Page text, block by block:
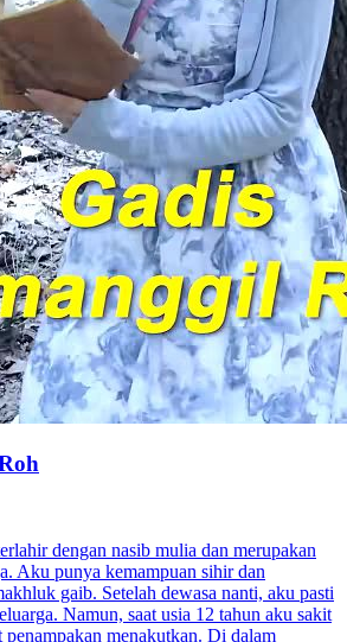
dengan nasib mulia dan merupakan
Aku punya kemampuan sihir dan
gaib. Setelah dewasa nanti, aku pasti
Namun, saat usia 12 tahun aku sakit
penampakan menakutkan. Di dalam